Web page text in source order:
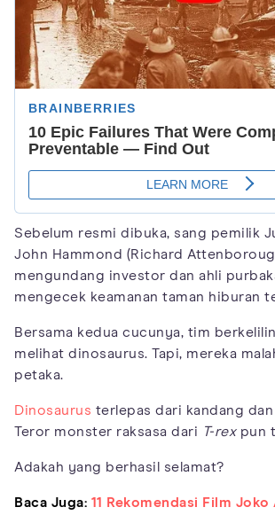
Sebelum resmi dibuka, sang pemilik
John Hammond (Richard
mengundang investor dan ahli
mengecek keamanan taman hiburan
Bersama kedua cucunya, tim
melihat dinosaurus. Tapi, mereka
petaka.
Dinosaurus terlepas dari kandang
Teror monster raksasa dari T-rexpun
Adakah yang berhasil selamat?
Baca Juga: 11 Rekomendasi Film Joko